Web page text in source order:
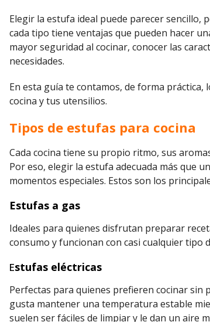
Elegir la estufa ideal puede parecer sencillo,
cada tipo tiene ventajas que pueden hacer
mayor seguridad al cocinar, conocer las
necesidades.
En esta guía te contamos, de forma
cocina y tus utensilios.
Tipos de estufas para cocina
Cada cocina tiene su propio ritmo, sus
Por eso, elegir la estufa adecuada más que
momentos especiales. Estos son los
Estufas a gas
Ideales para quienes disfrutan preparar
consumo y funcionan con casi cualquier tipo
Estufas eléctricas
Perfectas para quienes prefieren cocinar sin
gusta mantener una temperatura estable
suelen ser fáciles de limpiar y le dan un aire